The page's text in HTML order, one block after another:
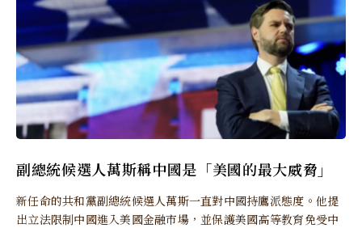
副總統候選人萬斯稱中國是「美國的最大威脅」
新任命的共和黨副總統候選人萬斯一直對中國持鷹派態度。他提
出立法限制中國進入美國金融市場，並保護美國高等教育免受中